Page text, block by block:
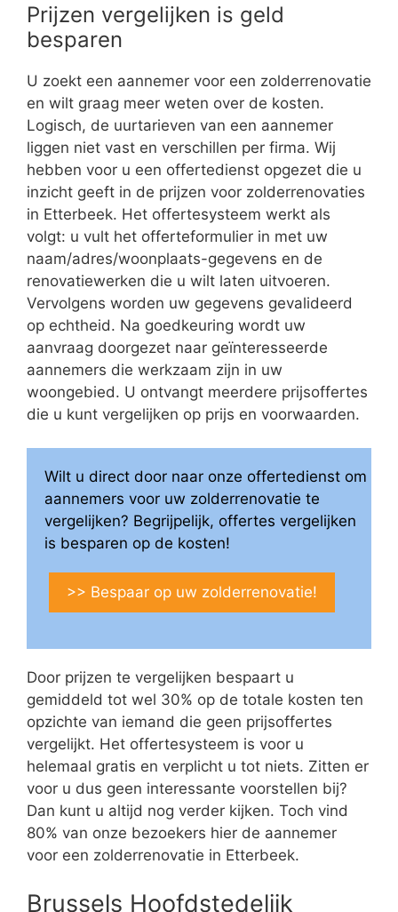
Prijzen vergelijken is geld
besparen
U zoekt een aannemer voor een zolderrenovatie
en wilt graag meer weten over de kosten.
Logisch, de uurtarieven van een aannemer
liggen niet vast en verschillen per firma. Wij
hebben voor u een offertedienst opgezet die u
inzicht geeft in de prijzen voor zolderrenovaties
in Etterbeek. Het offertesysteem werkt als
volgt: u vult het offerteformulier in met uw
naam/adres/woonplaats-gegevens en de
renovatiewerken die u wilt laten uitvoeren.
Vervolgens worden uw gegevens gevalideerd
op echtheid. Na goedkeuring wordt uw
aanvraag doorgezet naar geïnteresseerde
aannemers die werkzaam zijn in uw
woongebied. U ontvangt meerdere prijsoffertes
die u kunt vergelijken op prijs en voorwaarden.
Wilt u direct door naar onze offertedienst om
aannemers voor uw zolderrenovatie te
vergelijken? Begrijpelijk, offertes vergelijken
is besparen op de kosten!
>> Bespaar op uw zolderrenovatie!
Door prijzen te vergelijken bespaart u
gemiddeld tot wel 30% op de totale kosten ten
opzichte van iemand die geen prijsoffertes
vergelijkt. Het offertesysteem is voor u
helemaal gratis en verplicht u tot niets. Zitten er
voor u dus geen interessante voorstellen bij?
Dan kunt u altijd nog verder kijken. Toch vind
80% van onze bezoekers hier de aannemer
voor een zolderrenovatie in Etterbeek.
Brussels Hoofdstedelijk